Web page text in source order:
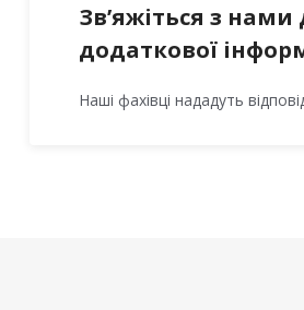
Зв’яжіться з
додаткової
Наші фахівці нададуть